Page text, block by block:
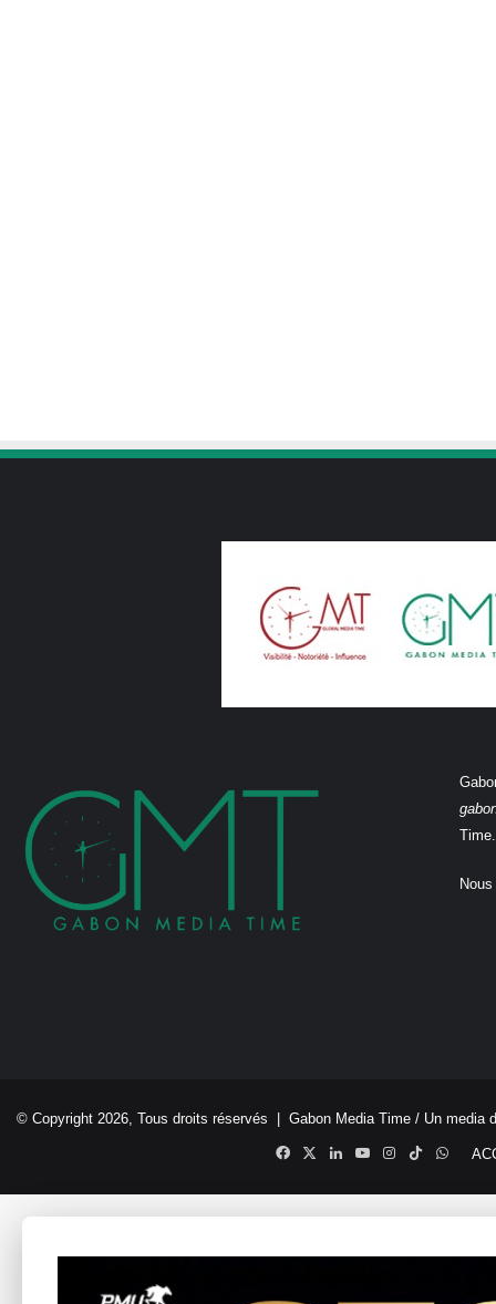
Time.
© Copyright 2026, Tous droits réservés | Gabon Media Time / Un media
Facebook
X LinkedinYouTubeInstagram
TikTok